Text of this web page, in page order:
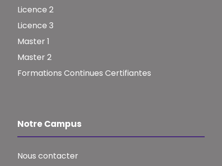
Licence 2
Licence 3
Master 1
Master 2
Formations Continues Certifiantes
Notre Campus
Nous contacter